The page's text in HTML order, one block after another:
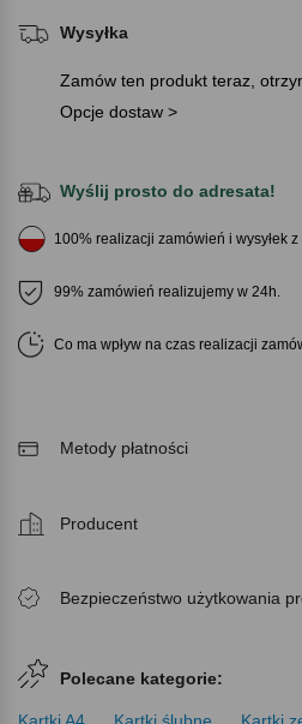
Wysyłka
Zamów ten produkt teraz,
Opcje dostaw >
Wyślij prosto do adresata!
100% realizacji zamówień i wysyłek z
99% zamówień realizujemy w 24h.
Co ma wpływ na czas realizacji
Metody płatności
Producent
Bezpieczeństwo użytkowania
Polecane kategorie: